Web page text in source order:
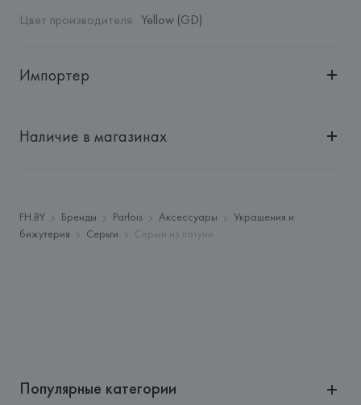
Цвет производителя: Yellow (GD)
Импортер
"БелВиринея"
Адрес:
ПОРТУГАЛИЯ, Barata & Ramilo, S.A., Rua do Sistelo,
Lugar de Santegãos. 4435-429 Rio Tinto,
Наличие в магазинах
FH.BY Бренды Parfois Аксессуары
Украшения и
бижутерия
Серьги Серьги из латуни
Популярные категории